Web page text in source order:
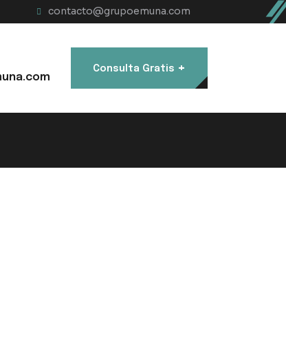
contacto@grupoemuna.com
Consulta Gratis +